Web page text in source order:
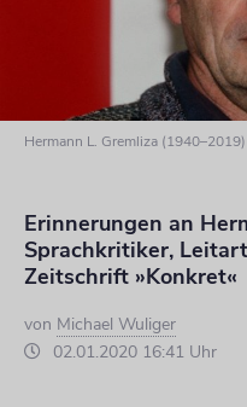
Hermann L. Gremliza (1940–2019)
Erinnerungen an
Sprachkritiker,
Zeitschrift »Konkret«
von Michael Wuliger
02.01.2020 16:41 Uhr